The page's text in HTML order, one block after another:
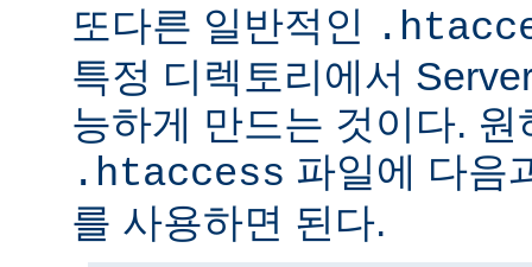
또다른 일반적인
특정 디렉토리에서
능하게 만드는 것이다.
.htaccess 파일에 다음
를 사용하면 된다.